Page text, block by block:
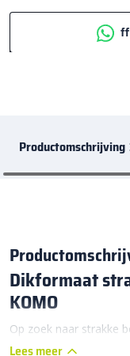
Productomschrijving
Dikformaat
KOMO
Op zoek naar strakke
de Dikformaat strak
Lees meer